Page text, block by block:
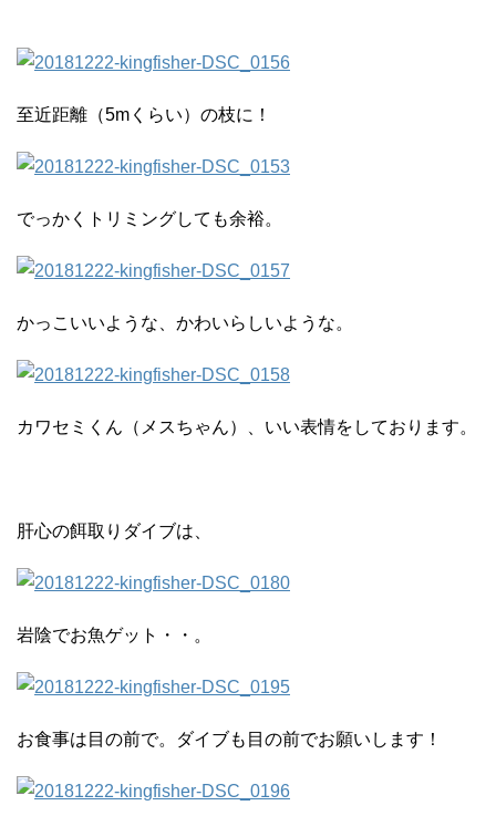
至近距離（5mくらい）の枝に！
でっかくトリミングしても余裕。
かっこいいような、かわいらしいような。
カワセミくん（メスちゃん）、いい表情をしております。
肝心の餌取りダイブは、
岩陰でお魚ゲット・・。
お食事は目の前で。ダイブも目の前でお願いします！